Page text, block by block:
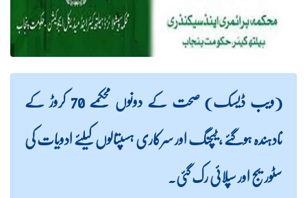
(ویب ڈیسک) صحت کے دونوں محکمے 70 کروڑ کے
نادہندہ ہوگئے ، ٹیچنگ اور سرکاری ہسپتالوں کیلئے ادویات کی
سٹوریج اور سپلائی رک گئی۔